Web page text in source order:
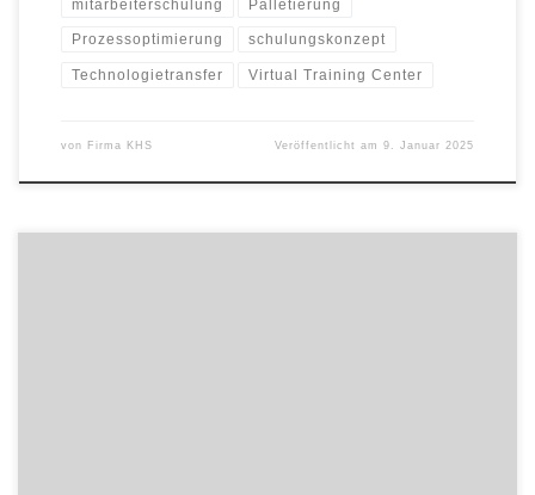
mitarbeiterschulung Palletierung
Prozessoptimierung schulungskonzept
Technologietransfer Virtual Training Center
von Firma KHS Veröffentlicht am9. Januar 2025